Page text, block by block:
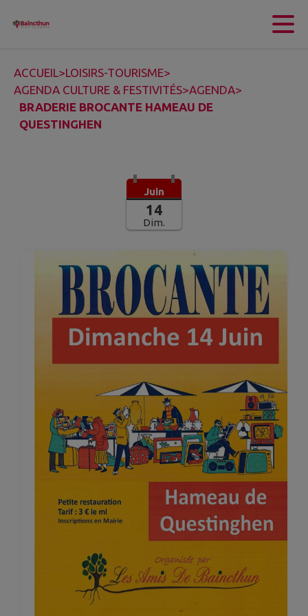
Contenu
ACCUEIL>LOISIRS-TOURISME>
AGENDA CULTURE & FESTIVITÉS>AGENDA>
BRADERIE BROCANTE HAMEAU DE
QUESTINGHEN
Juin
14
Dim.